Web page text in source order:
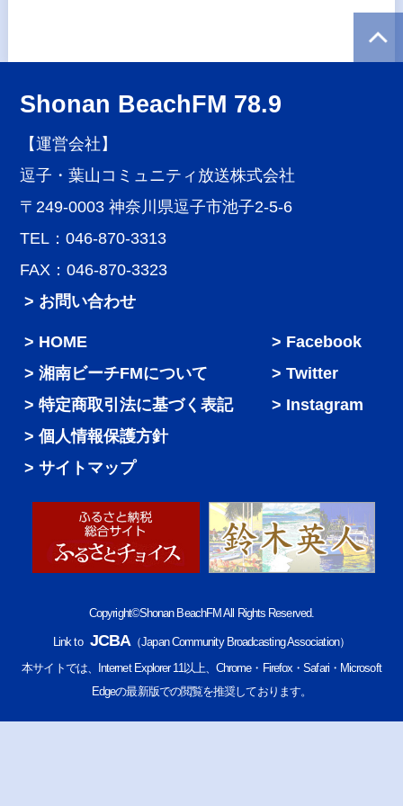
Shonan BeachFM 78.9
【運営会社】
逗子・葉山コミュニティ放送株式会社
〒249-0003 神奈川県逗子市池子2-5-6
TEL：046-870-3313
FAX：046-870-3323
> お問い合わせ
HOME
湘南ビーチFMについて
特定商取引法に基づく表記
個人情報保護方針
サイトマップ
Facebook
Twitter
Instagram
Copyright©Shonan BeachFM All Rights Reserved.
Link to JCBA（Japan Community Broadcasting Association）
本サイトでは、Internet Explorer 11以上、Chrome・Firefox・Safari・Microsoft
Edgeの最新版での閲覧を推奨しております。